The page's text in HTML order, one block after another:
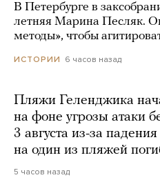
В Петербурге в
летняя Марина Песляк.
методы», чтобы
ИСТОРИИ 6 часов назад
Пляжи Геленджика
на фоне угрозы атаки
3 августа из-за
на один из пляжей
5 часов назад